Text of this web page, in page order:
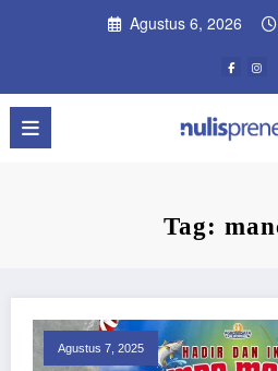
Agustus 6, 2026
Tag:
Agustus 7, 2025